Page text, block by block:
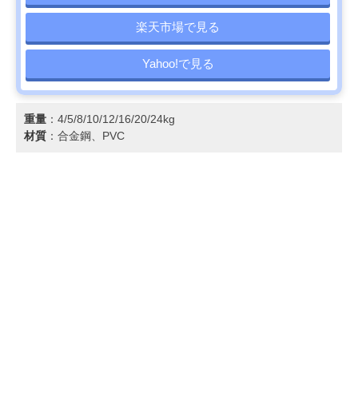
楽天市場で見る
Yahoo!で見る
重量 ：4/5/8/10/12/16/20/24kg
材質 ：合金鋼、PVC